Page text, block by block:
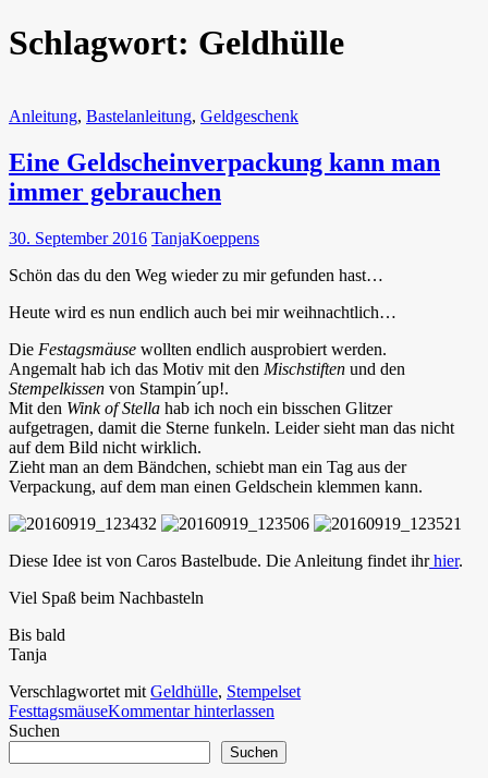
Schlagwort: Geldhülle
Anleitung, Bastelanleitung, Geldgeschenk
Eine Geldscheinverpackung kann man
immer gebrauchen
30. September 2016 TanjaKoeppens
Schön das du den Weg wieder zu mir gefunden hast…
Heute wird es nun endlich auch bei mir weihnachtlich…
Die Festagsmäuse wollten endlich ausprobiert werden.
Angemalt hab ich das Motiv mit den Mischstiften und den
Stempelkissen von Stampin´up!.
Mit den Wink of Stella hab ich noch ein bisschen Glitzer
aufgetragen, damit die Sterne funkeln. Leider sieht man das nicht
auf dem Bild nicht wirklich.
Zieht man an dem Bändchen, schiebt man ein Tag aus der
Verpackung, auf dem man einen Geldschein klemmen kann.
Diese Idee ist von Caros Bastelbude. Die Anleitung findet ihrhier.
Viel Spaß beim Nachbasteln
Bis bald
Tanja
Verschlagwortet mit Geldhülle, Stempelset
FesttagsmäuseKommentar hinterlassen
Suchen
Suchen